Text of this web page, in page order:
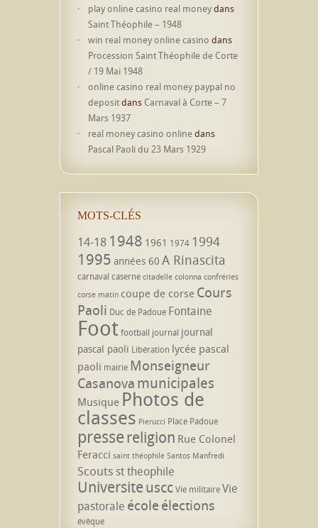
play online casino real moneydans
Saint Théophile – 1948
win real money online casino dans
Procession Saint Théophile de Corte
/ 19 Mai 1948
online casino real money paypal no
depositdans Carnaval à Corte – 7
Mars 1937
real money casino onlinedans
Pascal Paoli du 23 Mars 1929
MOTS-CLÉS
14-18 1948 1961 1974 1994
1995 années 60 A Rinascita
carnaval caserne citadelle colonna confréries
corse matin coupe de corse Cours
Paoli Duc de Padoue Fontaine
Footfootball journal journal
pascal paoli Libération lycée pascal
paoli mairie Monseigneur
Casanova municipales
Musique Photos de
classes Pierucci Place Padoue
pressereligion Rue Colonel
Feracci saint théophile Santos Manfredi
Scoutsst theophile
UniversiteusccVie militaireVie
pastorale écoleélections
évêque